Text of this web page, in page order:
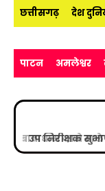
छत्तीसगढ़ देश
पाटन अमलेश्वर
उप निरीक्षक सुभाष